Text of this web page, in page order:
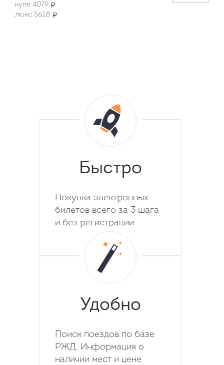
купе 4079
люкс 5628
Быстро
Покупка электронных
билетов всего за 3 шага
и без регистрации
Удобно
Поиск поездов по базе
РЖД. Информация о
наличии мест и цене